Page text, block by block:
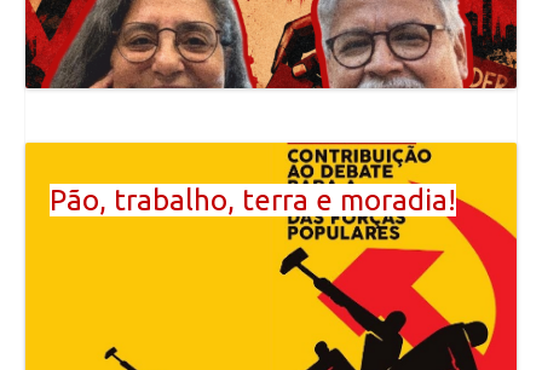
Pão, trabalho, terra e moradia!